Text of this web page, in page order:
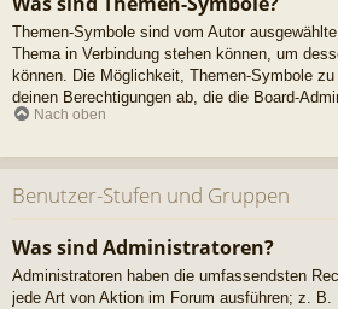
Themen-Symbole sind vom Autor
Thema in Verbindung stehen können, um
können. Die Möglichkeit, Themen-Symbole
deinen Berechtigungen ab, die die Board-
Nach oben
Benutzer-Stufen und Gruppen
Was sind Administratoren?
Administratoren haben die umfassendsten
jede Art von Aktion im Forum ausführen; z. B.